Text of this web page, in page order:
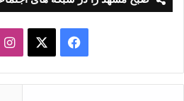
فیسبوک ایکس